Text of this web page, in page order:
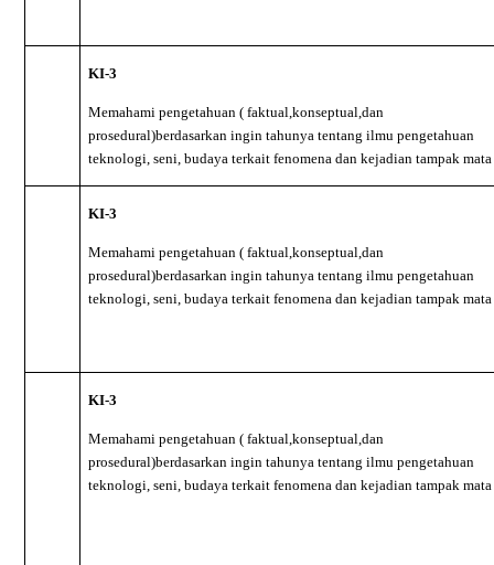
KI-3
Memahami pengetahuan ( faktual,konseptual,dan
prosedural)berdasarkan ingin tahunya tentang ilmu pengetahuan
teknologi, seni, budaya terkait fenomena dan kejadian tampak mata
KI-3
Memahami pengetahuan ( faktual,konseptual,dan
prosedural)berdasarkan ingin tahunya tentang ilmu pengetahuan
teknologi, seni, budaya terkait fenomena dan kejadian tampak mata
KI-3
Memahami pengetahuan ( faktual,konseptual,dan
prosedural)berdasarkan ingin tahunya tentang ilmu pengetahuan
teknologi, seni, budaya terkait fenomena dan kejadian tampak mata